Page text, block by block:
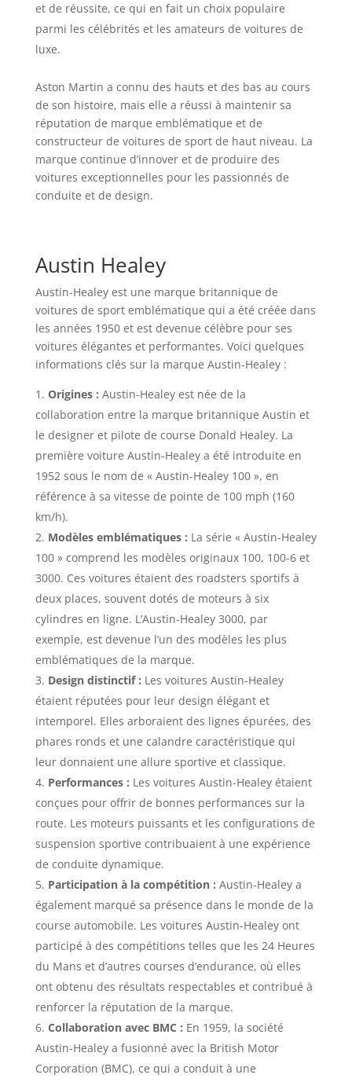
et de réussite, ce qui en fait un choix populaire
parmi les célébrités et les amateurs de voitures de
luxe.
Aston Martin a connu des hauts et des bas au cours
de son histoire, mais elle a réussi à maintenir sa
réputation de marque emblématique et de
constructeur de voitures de sport de haut niveau. La
marque continue d’innover et de produire des
voitures exceptionnelles pour les passionnés de
conduite et de design.
Austin Healey
Austin-Healey est une marque britannique de
voitures de sport emblématique qui a été créée dans
les années 1950 et est devenue célèbre pour ses
voitures élégantes et performantes. Voici quelques
informations clés sur la marque Austin-Healey :
Origines : Austin-Healey est née de la
collaboration entre la marque britannique Austin et
le designer et pilote de course Donald Healey. La
première voiture Austin-Healey a été introduite en
1952 sous le nom de « Austin-Healey 100 », en
référence à sa vitesse de pointe de 100 mph (160
km/h).
Modèles emblématiques : La série « Austin-Healey
100 » comprend les modèles originaux 100, 100-6 et
3000. Ces voitures étaient des roadsters sportifs à
deux places, souvent dotés de moteurs à six
cylindres en ligne. L’Austin-Healey 3000, par
exemple, est devenue l’un des modèles les plus
emblématiques de la marque.
Design distinctif : Les voitures Austin-Healey
étaient réputées pour leur design élégant et
intemporel. Elles arboraient des lignes épurées, des
phares ronds et une calandre caractéristique qui
leur donnaient une allure sportive et classique.
Performances : Les voitures Austin-Healey étaient
conçues pour offrir de bonnes performances sur la
route. Les moteurs puissants et les configurations de
suspension sportive contribuaient à une expérience
de conduite dynamique.
Participation à la compétition : Austin-Healey a
également marqué sa présence dans le monde de la
course automobile. Les voitures Austin-Healey ont
participé à des compétitions telles que les 24 Heures
du Mans et d’autres courses d’endurance, où elles
ont obtenu des résultats respectables et contribué à
renforcer la réputation de la marque.
Collaboration avec BMC : En 1959, la société
Austin-Healey a fusionné avec la British Motor
Corporation (BMC), ce qui a conduit à une